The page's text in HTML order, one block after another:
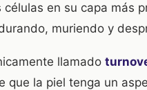
en su capa más
muriendo y
llamado
que la piel tenga un